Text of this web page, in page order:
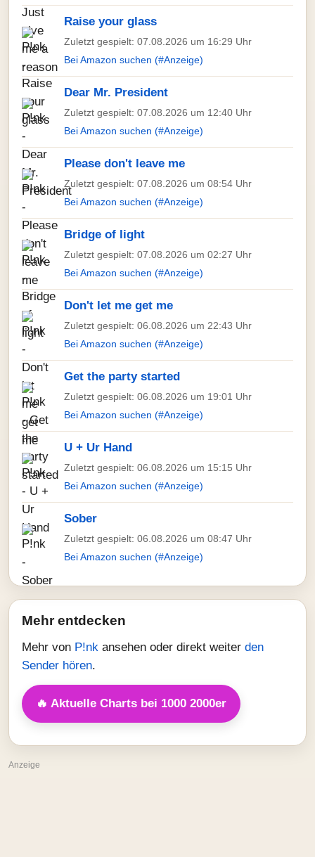
Raise your glass
Zuletzt gespielt: 07.08.2026 um 16:29 Uhr
Bei Amazon suchen (#Anzeige)
Dear Mr. President
Zuletzt gespielt: 07.08.2026 um 12:40 Uhr
Bei Amazon suchen (#Anzeige)
Please don't leave me
Zuletzt gespielt: 07.08.2026 um 08:54 Uhr
Bei Amazon suchen (#Anzeige)
Bridge of light
Zuletzt gespielt: 07.08.2026 um 02:27 Uhr
Bei Amazon suchen (#Anzeige)
Don't let me get me
Zuletzt gespielt: 06.08.2026 um 22:43 Uhr
Bei Amazon suchen (#Anzeige)
Get the party started
Zuletzt gespielt: 06.08.2026 um 19:01 Uhr
Bei Amazon suchen (#Anzeige)
U + Ur Hand
Zuletzt gespielt: 06.08.2026 um 15:15 Uhr
Bei Amazon suchen (#Anzeige)
Sober
Zuletzt gespielt: 06.08.2026 um 08:47 Uhr
Bei Amazon suchen (#Anzeige)
Mehr entdecken
Mehr von P!nk ansehen oder direkt weiter den
Sender hören.
🔥 Aktuelle Charts bei 1000 2000er
Anzeige